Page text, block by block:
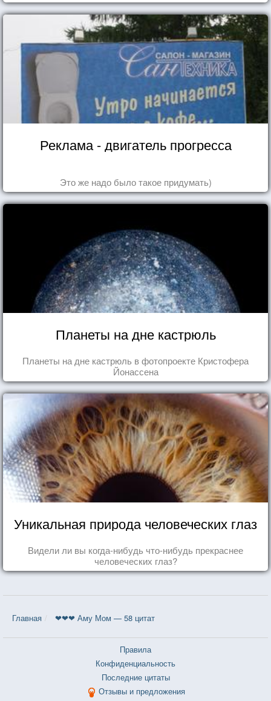
Реклама - двигатель прогресса
Это же надо было такое придумать)
Планеты на дне кастрюль
Планеты на дне кастрюль в фотопроекте Кристофера
Йонассена
Уникальная природа человеческих глаз
Видели ли вы когда-нибудь что-нибудь прекраснее
человеческих глаз?
Главная ❤❤❤ Аму Мом — 58 цитат
Правила
Конфиденциальность
Последние цитаты
Отзывы и предложения